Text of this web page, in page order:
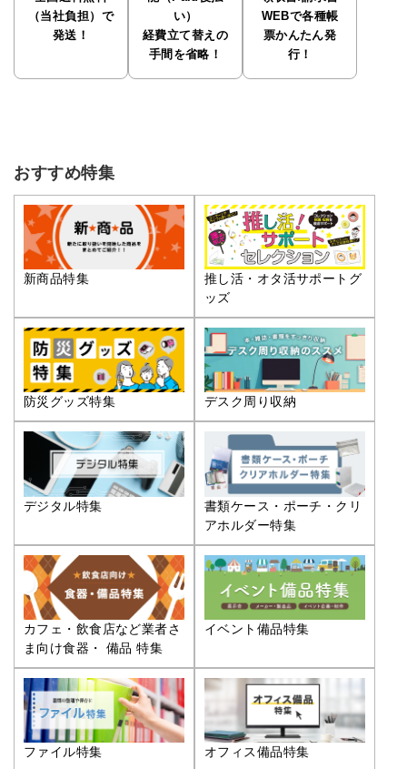
（当社負担）で
発送！
い）
経費立て替えの
手間を省略！
WEBで各種帳
票かんたん発
行！
おすすめ特集
新商品特集
推し活・オタ活サポートグ
ッズ
防災グッズ特集 デスク周り収納
デジタル特集
書類ケース・ポーチ・クリ
アホルダー特集
カフェ・飲食店など業者さ
ま向け食器・ 備品 特集
イベント備品特集
ファイル特集 オフィス備品特集